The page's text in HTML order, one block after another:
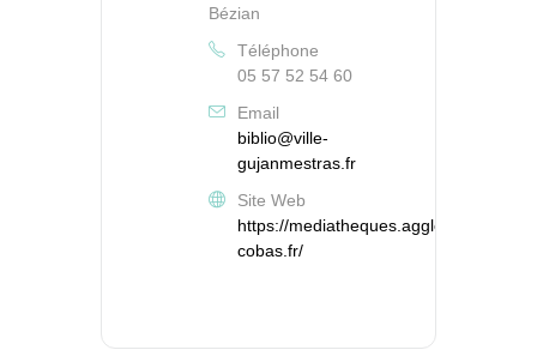
Bézian
Téléphone
05 57 52 54 60
Email
biblio@ville-
gujanmestras.fr
Site Web
https://mediatheques.agglo-
cobas.fr/